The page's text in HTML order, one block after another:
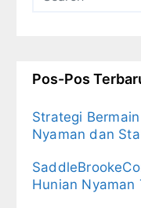
Pos-Pos
Strategi
Nyaman dan
Hunian Nyaman